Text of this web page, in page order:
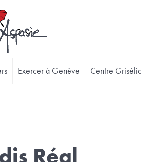
Exercer à Genève Centre
Réal